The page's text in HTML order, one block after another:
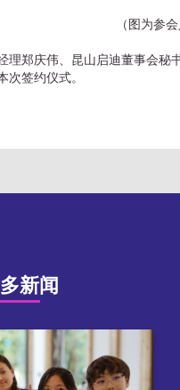
（图为参
理郑庆伟、昆山启迪董事会
次签约仪式。
新闻